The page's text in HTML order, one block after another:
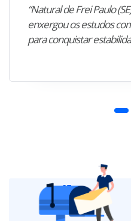
“Natural de Frei Paulo
enxergou os estudos
para conquistar